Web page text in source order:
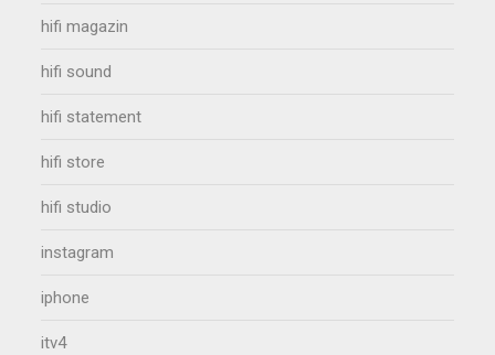
hifi magazin
hifi sound
hifi statement
hifi store
hifi studio
instagram
iphone
itv4